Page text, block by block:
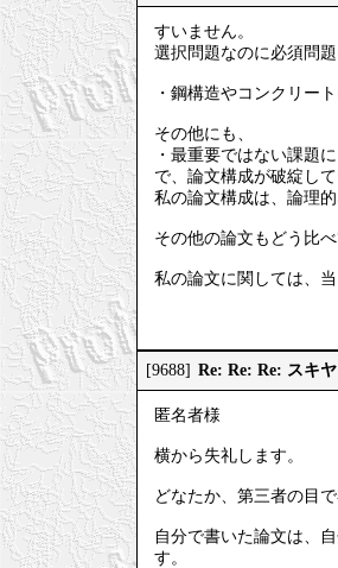
すいません。
選択問題なのに必須問
・鋼構造やコンクリー
その他にも、
・最重要ではない課題
で、論文構成が破綻して
私の論文構成は、論理
その他の論文もどう比
私の論文に関しては、
[9688] Re: Re: Re: スキ
匿名者様
横から失礼します。
どなたか、第三者の目
自分で書いた論文は、
す。